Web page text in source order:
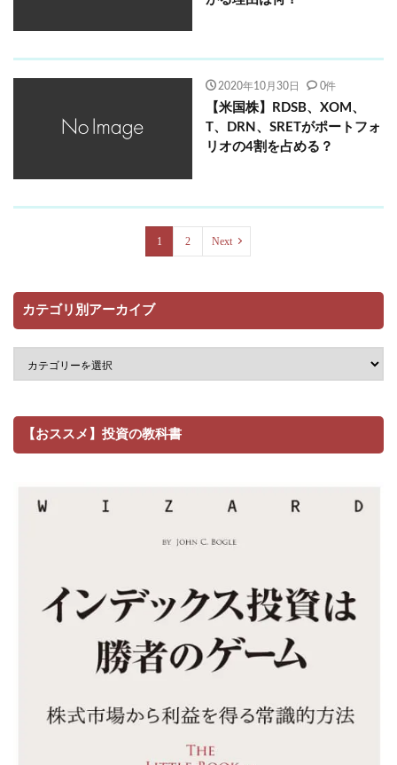
2020年10月30日 0件
【米国株】RDSB、XOM、
T、DRN、SRETがポートフォ
リオの4割を占める？
1 2 Next
カテゴリ別アーカイブ
【おススメ】投資の教科書